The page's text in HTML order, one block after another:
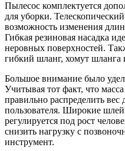
Пылесос комплектуется
для уборки.
возможность изменения
Гибкая резиновая насадка
неровных поверхностей.
гибкий шланг, хомут шланга
Большое внимание было
Учитывая тот факт, что
правильно распределить
пользователя. Широкие
регулируется под рост
снизить нагрузку с
инструмент.